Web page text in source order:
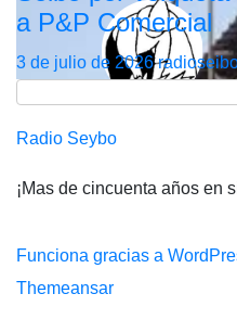
a P&P Comercial
3 de julio de 2026
Radio Seybo
¡Mas de cincuenta años en
Funciona gracias a
Themeansar